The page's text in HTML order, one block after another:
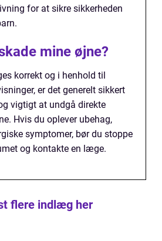
for at sikre sikkerheden
mine øjne?
korrekt og i henhold til
er det generelt sikkert
vigtigt at undgå direkte
Hvis du oplever ubehag,
symptomer, bør du stoppe
og kontakte en læge.
flere indlæg her